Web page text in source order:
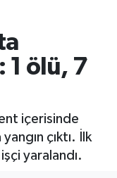
1 ölü, 7
içerisinde
çıktı. İlk
yaralandı.